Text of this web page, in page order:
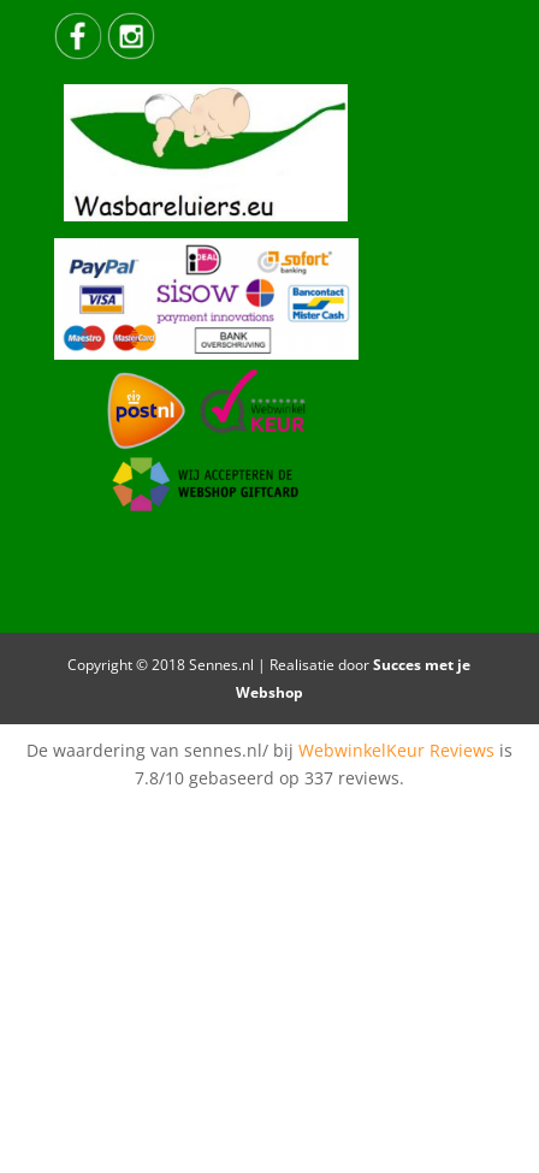
Copyright © 2018 Sennes.nl | Realisatie doorSucces met je
Webshop
De waardering van sennes.nl/ bij WebwinkelKeur Reviews is
7.8/10 gebaseerd op 337 reviews.